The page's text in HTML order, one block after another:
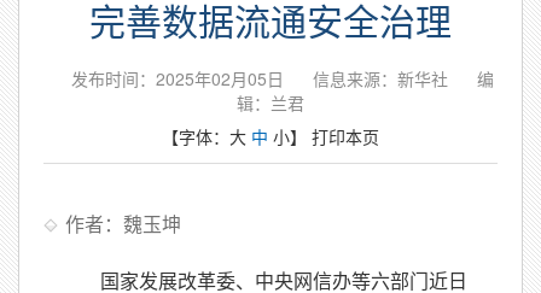
完善数据流通安全治理
发布时间：2025年02月05日 信息来源：新华社
编
辑：兰君
【字体： 大 中 小】 打印本页
作者：魏玉坤
国家发展改革委、中央网信办等六部门近日